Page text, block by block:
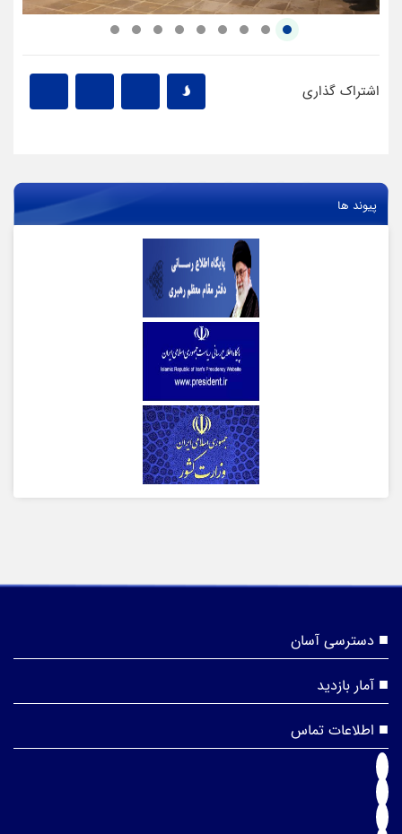
اشتراک گذاری
پیوند ها
دسترسی آسان
آمار بازدید
اطلاعات تماس